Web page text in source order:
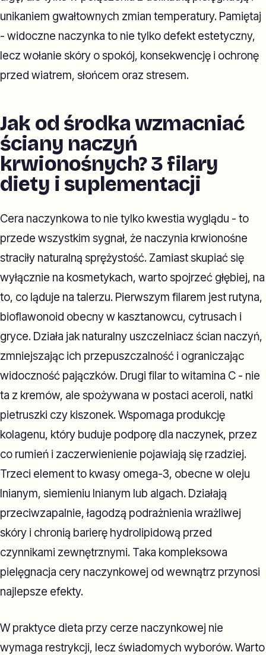
unikaniem gwałtownych zmian temperatury. Pamiętaj
- widoczne naczynka to nie tylko defekt estetyczny,
lecz wołanie skóry o spokój, konsekwencję i ochronę
przed wiatrem, słońcem oraz stresem.
Jak od środka wzmacniać
ściany naczyń
krwionośnych? 3 filary
diety i suplementacji
Cera naczynkowa to nie tylko kwestia wyglądu - to
przede wszystkim sygnał, że naczynia krwionośne
straciły naturalną sprężystość. Zamiast skupiać się
wyłącznie na kosmetykach, warto spojrzeć głębiej, na
to, co ląduje na talerzu. Pierwszym filarem jest rutyna,
bioflawonoid obecny w kasztanowcu, cytrusach i
gryce. Działa jak naturalny uszczelniacz ścian naczyń,
zmniejszając ich przepuszczalność i ograniczając
widoczność pajączków. Drugi filar to witamina C - nie
ta z kremów, ale spożywana w postaci aceroli, natki
pietruszki czy kiszonek. Wspomaga produkcję
kolagenu, który buduje podporę dla naczynek, przez
co rumień i zaczerwienienie pojawiają się rzadziej.
Trzeci element to kwasy omega-3, obecne w oleju
lnianym, siemieniu lnianym lub algach. Działają
przeciwzapalnie, łagodzą podrażnienia wrażliwej
skóry i chronią barierę hydrolipidową przed
czynnikami zewnętrznymi. Taka kompleksowa
pielęgnacja cery naczynkowej od wewnątrz przynosi
najlepsze efekty.
W praktyce dieta przy cerze naczynkowej nie
wymaga restrykcji, lecz świadomych wyborów. Warto